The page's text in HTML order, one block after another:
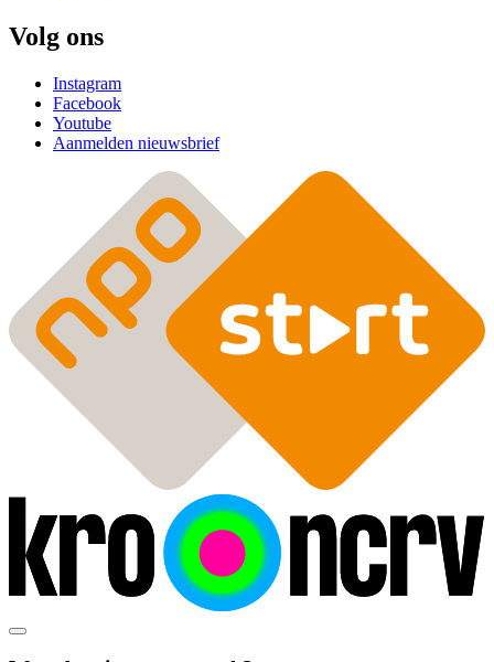
Volg ons
Instagram
Facebook
Youtube
Aanmelden nieuwsbrief